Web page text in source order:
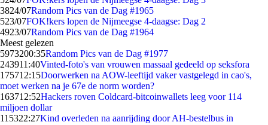
3824/07Random Pics van de Dag #1965
523/07FOK!kers lopen de Nijmeegse 4-daagse: Dag 2
4923/07Random Pics van de Dag #1964
Meest gelezen
5973200:35Random Pics van de Dag #1977
243911:40Vinted-foto's van vrouwen massaal gedeeld op seksfora
175712:15Doorwerken na AOW-leeftijd vaker vastgelegd in cao's,
moet werken na je 67e de norm worden?
163712:52Hackers roven Coldcard-bitcoinwallets leeg voor 114
miljoen dollar
115322:27Kind overleden na aanrijding door AH-bestelbus in